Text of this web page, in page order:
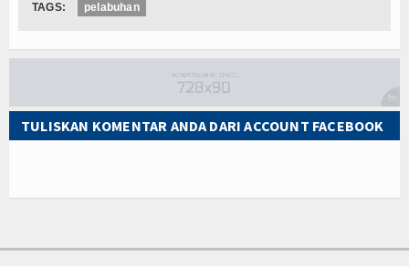
TAGS:
pelabuhan
TULISKAN KOMENTAR ANDA DARI ACCOUNT FACEBOOK